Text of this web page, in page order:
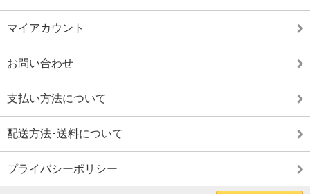
マイアカウント
お問い合わせ
支払い方法について
配送方法･送料について
プライバシーポリシー